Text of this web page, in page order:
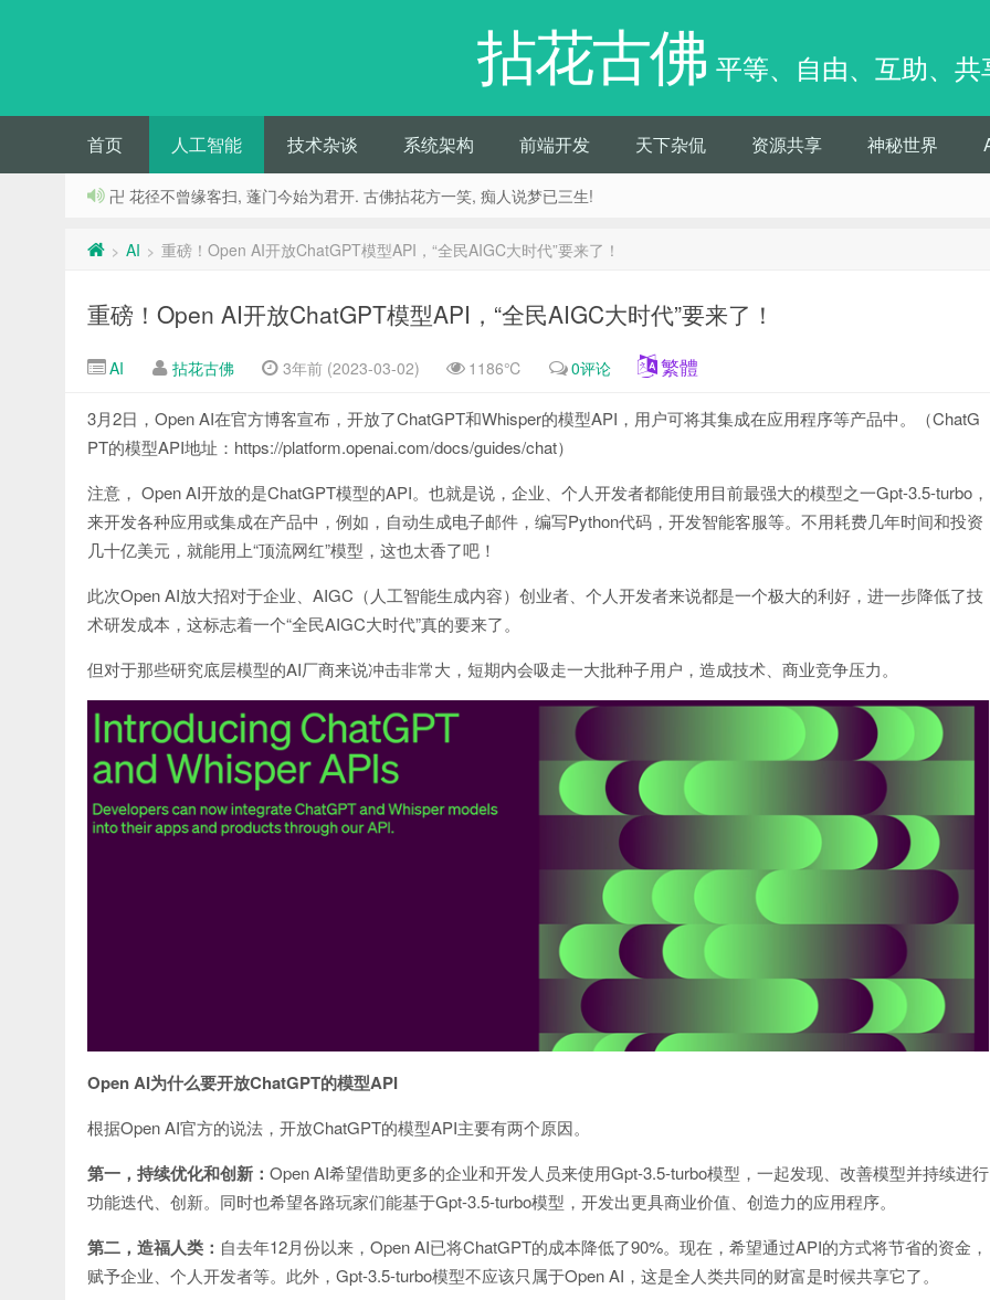
拈花古佛 平等、自由、互助、共
首页 人工智能 技术杂谈 系统架构 前端开发 天下杂侃 资源共享 神秘世界
卍 花径不曾缘客扫, 蓬门今始为君开. 古佛拈花方一笑, 痴人说梦已三生!
> AI > 重磅！Open AI开放ChatGPT模型API，“全民AIGC大时代”要来了！
重磅！Open AI开放ChatGPT模型API，“全民AIGC大时代”要来了！
AI 拈花古佛 3年前 (2023-03-02) 1186℃ 0评论 繁體
3月2日，Open AI在官方博客宣布，开放了ChatGPT和Whisper的模型API，用户可将其集成在应用程序等产品中。（ChatG
PT的模型API地址：https://platform.openai.com/docs/guides/chat）
注意， Open AI开放的是ChatGPT模型的API。也就是说，企业、个人开发者都能使用目前最强大的模型之一Gpt-3.5-turbo，
来开发各种应用或集成在产品中，例如，自动生成电子邮件，编写Python代码，开发智能客服等。不用耗费几年时间和投资
几十亿美元，就能用上“顶流网红”模型，这也太香了吧！
此次Open AI放大招对于企业、AIGC（人工智能生成内容）创业者、个人开发者来说都是一个极大的利好，进一步降低了技
术研发成本，这标志着一个“全民AIGC大时代”真的要来了。
但对于那些研究底层模型的AI厂商来说冲击非常大，短期内会吸走一大批种子用户，造成技术、商业竞争压力。
Open AI为什么要开放ChatGPT的模型API
根据Open AI官方的说法，开放ChatGPT的模型API主要有两个原因。
第一，持续优化和创新： Open AI希望借助更多的企业和开发人员来使用Gpt-3.5-turbo模型，一起发现、改善模型并持续进行
功能迭代、创新。同时也希望各路玩家们能基于Gpt-3.5-turbo模型，开发出更具商业价值、创造力的应用程序。
第二，造福人类： 自去年12月份以来，Open AI已将ChatGPT的成本降低了90%。现在，希望通过API的方式将节省的资金，
赋予企业、个人开发者等。此外，Gpt-3.5-turbo模型不应该只属于Open AI，这是全人类共同的财富是时候共享它了。